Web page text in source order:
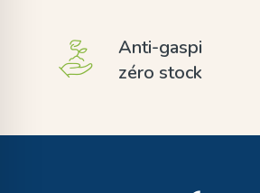
Anti-gaspi
zéro stock